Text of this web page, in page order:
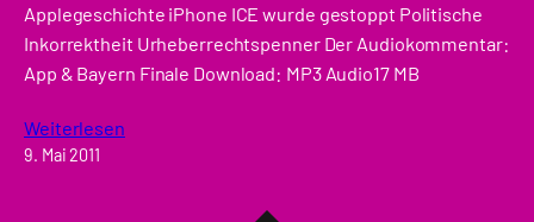
Applegeschichte iPhone ICE wurde gestoppt Politische
Inkorrektheit Urheberrechtspenner Der Audiokommentar:
App & Bayern Finale Download: MP3 Audio17 MB
Weiterlesen
9. Mai 2011